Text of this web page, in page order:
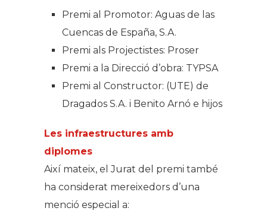
Premi al Promotor: Aguas de las
Cuencas de España, S.A.
Premi als Projectistes: Proser
Premi a la Direcció d’obra: TYPSA
Premi al Constructor: (UTE) de
Dragados S.A. i Benito Arnó e hijos
Les infraestructures amb
diplomes
Així mateix, el Jurat del premi també
ha considerat mereixedors d’una
menció especial a: